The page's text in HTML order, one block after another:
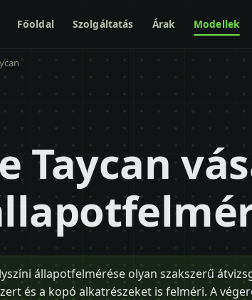
Főoldal Szolgáltatás Árak Modellek
Taycan
állapotfelmérése olyan szakszerű
és a kopó alkatrészeket is felméri. A